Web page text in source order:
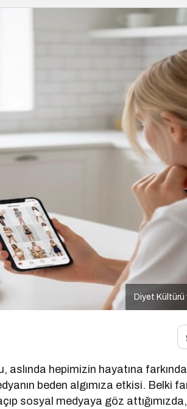
Diyet Kültürü
aslında hepimizin hayatına
beden algımıza etkisi. Belki
sosyal medyaya göz